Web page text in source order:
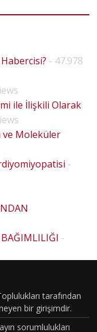
- 47.978
ile İlişkili Olarak
ve Moleküler
-
BAĞIMLILIĞI -
tarafından
bir girişimdir.
sorumlulukları